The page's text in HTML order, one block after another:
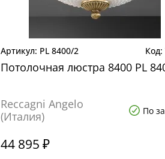
PL 8400/2
Потолочная люстра 8400 PL
Reccagni Angelo
(Италия)
По
44 895 ₽